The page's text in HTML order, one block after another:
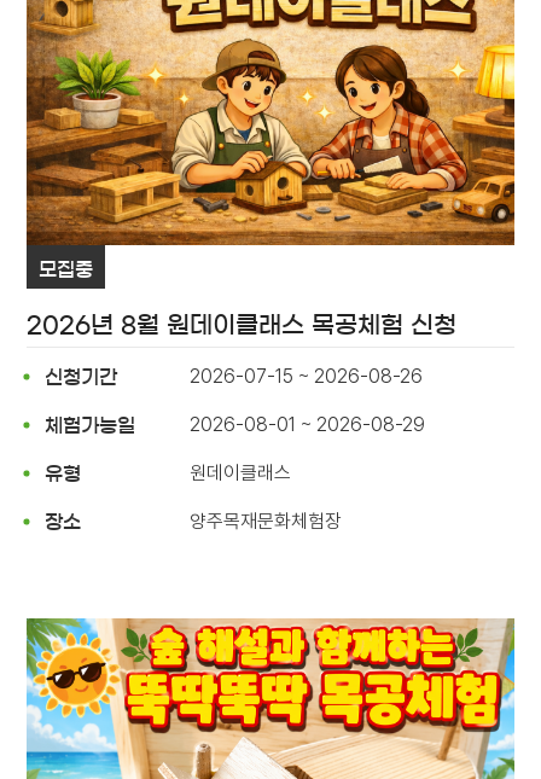
모집중
2026년 8월 원데이클래스 목공체험 신청
신청기간 2026-07-15 ~ 2026-08-26
체험가능일 2026-08-01 ~ 2026-08-29
유형 원데이클래스
장소 양주목재문화체험장